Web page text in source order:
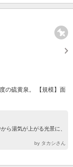
の硫黄泉。 【規模】面
ら湯気が上がる光景に、
by タカシさん